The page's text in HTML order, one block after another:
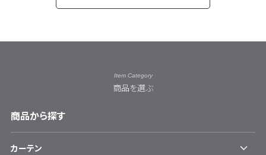
Item Category
商品を選ぶ
商品から探す
カーテン